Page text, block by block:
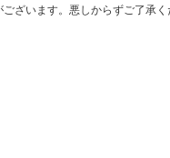
ざいます。悪しからずご了承く